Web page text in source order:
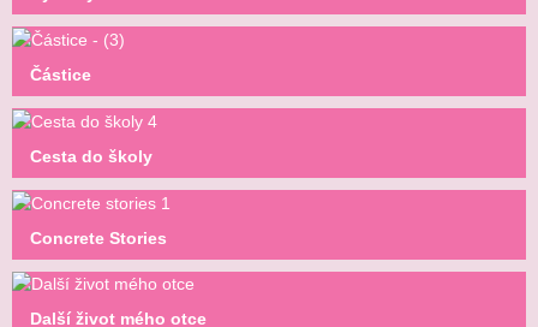
Částice
Cesta do školy
Concrete Stories
Další život mého otce